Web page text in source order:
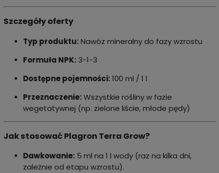
Szczegóły oferty
Typ produktu:Nawóz mineralny do fazy wzrostu
Formuła NPK:3-1-3
Dostępne pojemności:100 ml / 1 l
Przeznaczenie:Wszystkie rośliny w fazie
wegetatywnej (np. zielone liście, młode pędy)
Jak stosować Plagron Terra Grow?
Dawkowanie:5 ml na 1 l wody (raz na kilka dni,
zależnie od etapu wzrostu).